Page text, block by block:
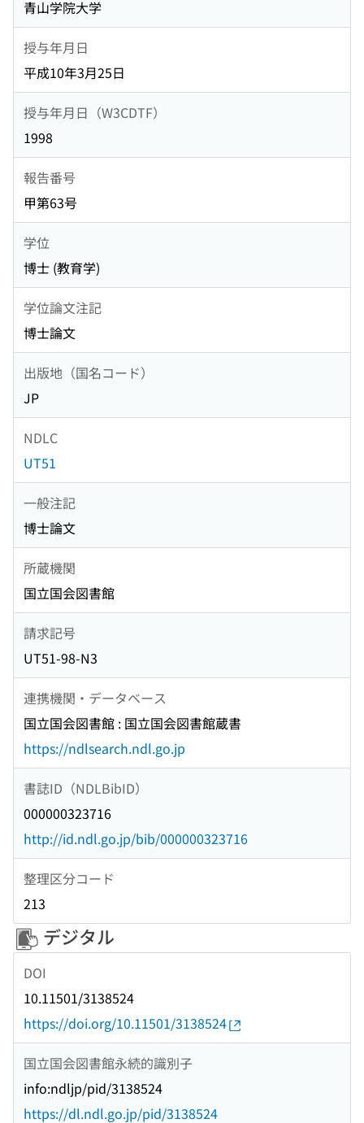
青山学院大学
授与年月日
平成10年3月25日
授与年月日（W3CDTF）
1998
報告番号
甲第63号
学位
博士 (教育学)
学位論文注記
博士論文
出版地（国名コード）
JP
NDLC
UT51
一般注記
博士論文
所蔵機関
国立国会図書館
請求記号
UT51-98-N3
連携機関・データベース
国立国会図書館 : 国立国会図書館蔵書
https://ndlsearch.ndl.go.jp
書誌ID（NDLBibID）
000000323716
http://id.ndl.go.jp/bib/000000323716
整理区分コード
213
デジタル
DOI
10.11501/3138524
https://doi.org/10.11501/3138524
国立国会図書館永続的識別子
info:ndljp/pid/3138524
https://dl.ndl.go.jp/pid/3138524